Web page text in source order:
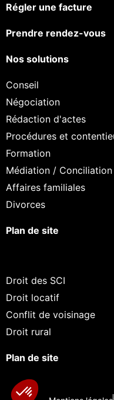
Régler une facture
Prendre rendez-vous
Nos solutions
Conseil
Négociation
Rédaction d'actes
Procédures et
Formation
Médiation / Conciliation
Affaires familiales
Divorces
Plan de site
Droit des SCI
Droit locatif
Conflit de voisinage
Droit rural
Plan de site
c'est nous...
Cookies !
attendu d'être sûrs que le
de vous déranger, mais on
votre visite...
politique de confidentialité